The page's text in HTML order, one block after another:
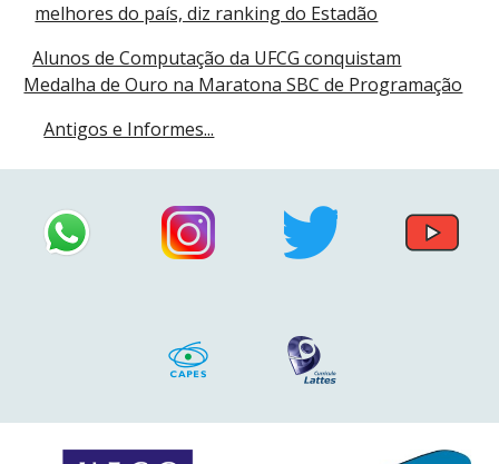
melhores do país, diz ranking do Estadão
Alunos de Computação da UFCG conquistam
Medalha de Ouro na Maratona SBC de Programação
Antigos e Informes...